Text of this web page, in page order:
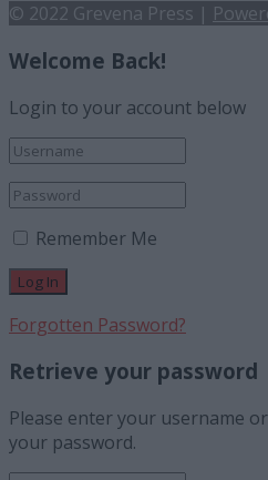
© 2022 Grevena Press |
Welcome Back!
Login to your account below
Remember Me
Forgotten Password?
Retrieve your password
Please enter your username
your password.